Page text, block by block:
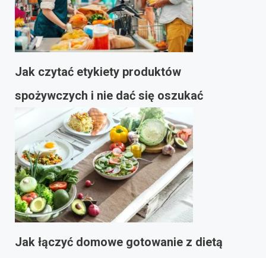
Jak czytać etykiety produktów
spożywczych i nie dać się oszukać
Jak łączyć domowe gotowanie z dietą